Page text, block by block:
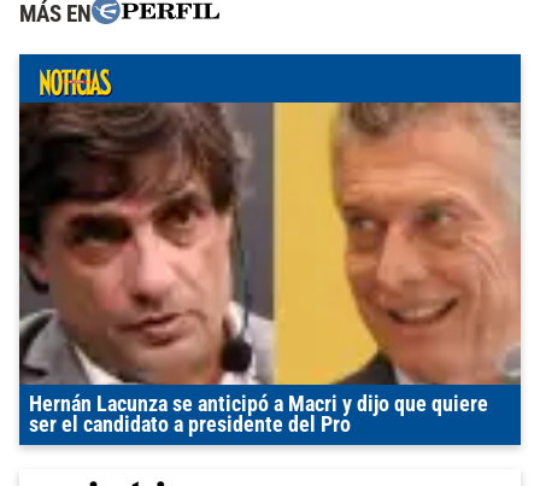
MÁS EN
Hernán Lacunza se anticipó a Macri y dijo que quiere
ser el candidato a presidente del Pro